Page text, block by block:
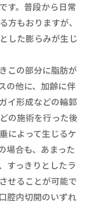
す。普段から日常
方もおりますが、
した膨らみが生じ
この部分に脂肪が
の他に、加齢に伴
イ形成などの輪郭
の施術を行った後
によって生じるケ
場合も、あまった
すっきりとしたラ
せることが可能で
腔内切開のいずれ